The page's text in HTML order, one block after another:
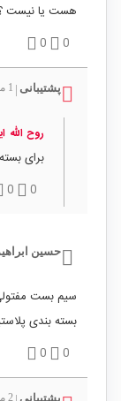
هست یا نیست
0
0
پشتیبانی 1 ماه پیش
روح الله
برای
0
0
حسین
سیم بست
بسته بندی
0
0
پشتیبانی 2 ماه پیش